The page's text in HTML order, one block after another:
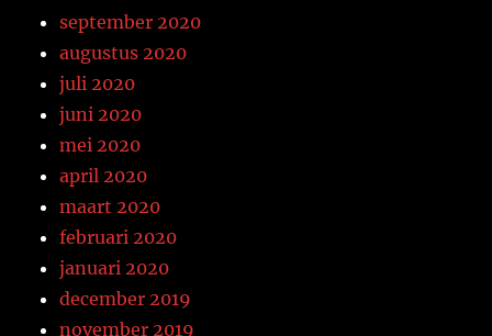
september 2020
augustus 2020
juli 2020
juni 2020
mei 2020
april 2020
maart 2020
februari 2020
januari 2020
december 2019
november 2019